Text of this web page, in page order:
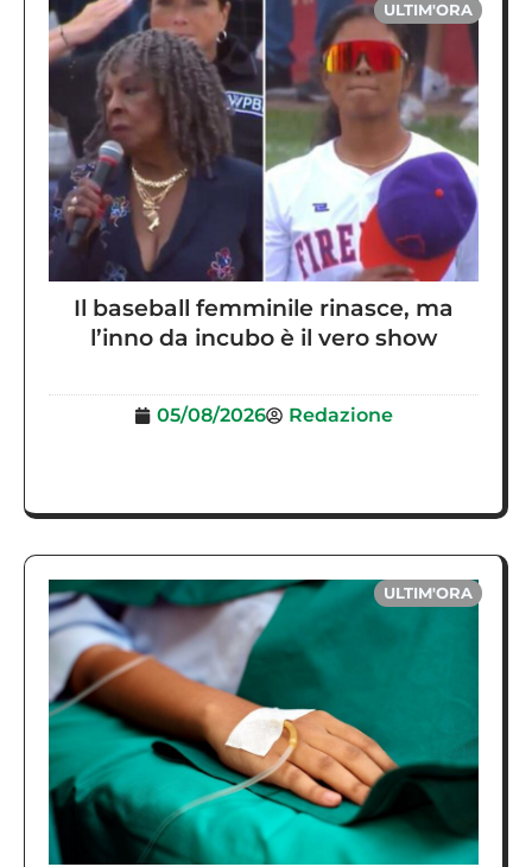
ULTIM'ORA
Il baseball femminile rinasce, ma
l’inno da incubo è il vero show
05/08/2026 Redazione
ULTIM'ORA